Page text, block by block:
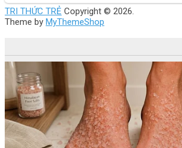
TRI THỨC TRẺ Copyright © 2026.
Theme by MyThemeShop